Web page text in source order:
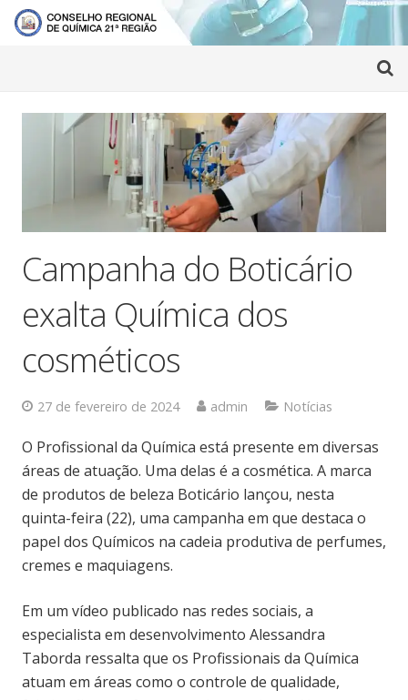
Campanha do Boticário
exalta Química dos
cosméticos
27 de fevereiro de 2024 admin Notícias
O Profissional da Química está presente em diversas
áreas de atuação. Uma delas é a cosmética. A marca
de produtos de beleza Boticário lançou, nesta
quinta-feira (22), uma campanha em que destaca o
papel dos Químicos na cadeia produtiva de perfumes,
cremes e maquiagens.
Em um vídeo publicado nas redes sociais, a
especialista em desenvolvimento Alessandra
Taborda ressalta que os Profissionais da Química
atuam em áreas como o controle de qualidade,